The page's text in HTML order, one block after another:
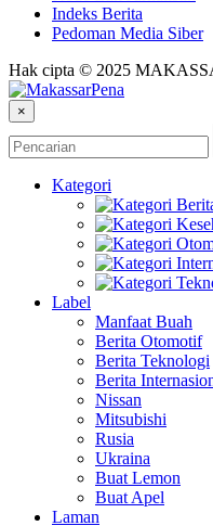
Indeks Berita
Pedoman Media Siber
Hak cipta © 2025
×
Kategori
Label
Manfaat Buah
Berita Otomotif
Berita Teknologi
Berita
Nissan
Mitsubishi
Rusia
Ukraina
Buat Lemon
Buat Apel
Laman